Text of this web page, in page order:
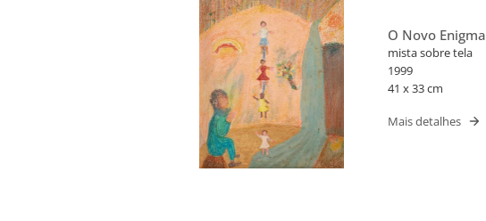
O Novo Enigma
mista sobre tela
1999
41 x 33 cm
Mais detalhes